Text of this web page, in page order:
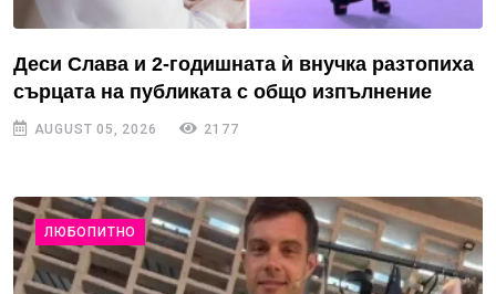
Деси Слава и 2-годишната ѝ внучка разтопиха
сърцата на публиката с общо изпълнение
AUGUST 05, 2026 2177
ЛЮБОПИТНО